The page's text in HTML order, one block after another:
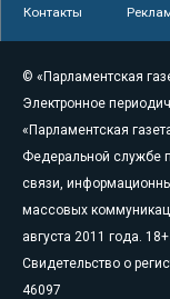
Контакты
© «Парламентская
Электронное
«Парламентская
Федеральной службе
связи,
массовых
августа 2011 года. 18+
Свидетельство о
46097